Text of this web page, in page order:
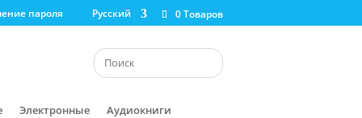
пароля Русский 0 Товаров
Электронные Аудиокниги